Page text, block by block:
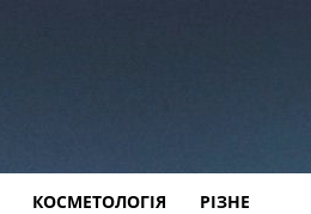
КОСМЕТОЛОГІЯ РІЗНЕ